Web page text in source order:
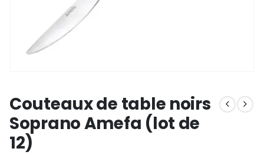
Couteaux de table noirs
Soprano Amefa (lot de
12)